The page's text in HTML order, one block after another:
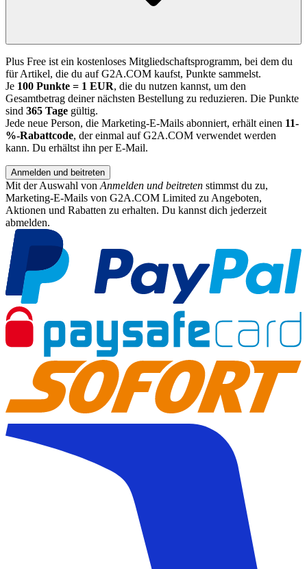
Plus Free ist ein kostenloses Mitgliedschaftsprogramm, bei dem du
für Artikel, die du auf G2A.COM kaufst, Punkte sammelst.
Je 100 Punkte = 1 EUR, die du nutzen kannst, um den
Gesamtbetrag deiner nächsten Bestellung zu reduzieren. Die Punkte
sind 365 Tage gültig.
Jede neue Person, die Marketing-E-Mails abonniert, erhält einen 11-
%-Rabattcode, der einmal auf G2A.COM verwendet werden
kann. Du erhältst ihn per E-Mail.
Anmelden und beitreten
Mit der Auswahl von Anmelden und beitreten stimmst du zu,
Marketing-E-Mails von G2A.COM Limited zu Angeboten,
Aktionen und Rabatten zu erhalten. Du kannst dich jederzeit
abmelden.